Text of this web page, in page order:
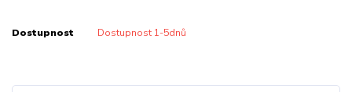
Dostupnost Dostupnost 1-5dnů